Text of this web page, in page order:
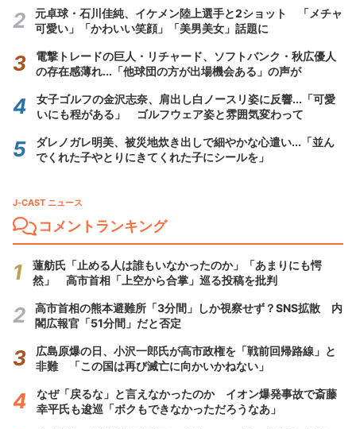
元卓球・石川佳純、イケメン陸上選手と2ショット 「メチャ
可愛い」「かわいい笑顔」「美男美女」話題に
電撃トレードの巨人・リチャード、ソフトバンク・秋広優人
の存在感薄れ...「他球団の方が出場機会ある」の声が
女子ゴルフの金沢志奈、肩出し白ノースリ姿に反響...「可愛
いにも程がある」 ゴルフウェア姿と雰囲気変わって
ダレノガレ明美、被災地炊き出しで細やかな心遣い...「並ん
でくれた子やとりにきてくれた子にシールを」
J-CAST ニュース
コメントランキング
蓮舫氏「止める人は誰もいなかったのか」「あまりにも愕
然」 高市首相「上空から合掌」巡る投稿を批判
高市首相の熊本避難所「3分間」しか視察せず？SNS拡散 内
閣広報官「51分間」だと否定
広島原爆の日、小沢一郎氏が高市政権を「戦前回帰路線」と
非難 「この国は再び滅亡に向かいかねない」
なぜ「戻るな」と言えなかったのか イオン爆発事故で斎藤
幸平氏も逡巡「ボクもできなかっただろうなあ」